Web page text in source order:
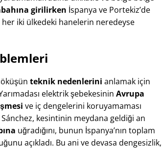
girilirken İspanya ve Portekiz’de
iki ülkedeki hanelerin neredeyse
teknik nedenlerini anlamak için
elektrik şebekesinin Avrupa
ve iç dengelerini koruyamaması
kesintinin meydana geldiği an
uğradığını, bunun İspanya’nın toplam
açıkladı​. Bu ani ve devasa dengesizlik,